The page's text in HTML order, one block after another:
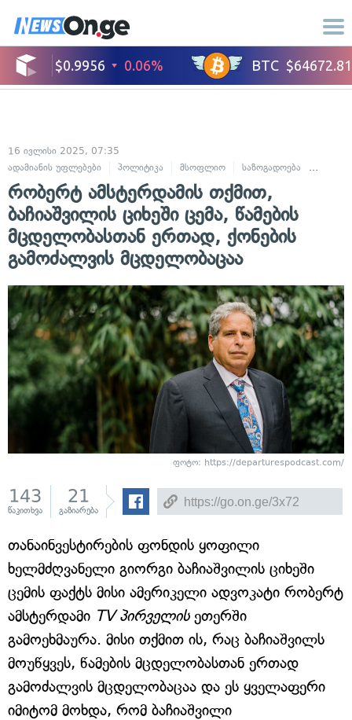
16 ივლისი 2025, 07:35
ადამიანის უფლებები
პოლიტიკა მსოფლიო საზოგადოება
რობერტ ამსტერდამის თქმით,
ბაჩიაშვილის ციხეში ცემა, წამების
მცდელობასთან ერთად, ქონების
გამოძალვის მცდელობაცაა
ფოტო: https://departurespodcast.com/
143
წაკითხვა
21
გაზიარება
თანაინვესტირების ფონდის ყოფილი
ხელმძღვანელი გიორგი ბაჩიაშვილის ციხეში
ცემის ფაქტს მისი ამერიკელი ადვოკატი რობერტ
ამსტერდამი TV პირველისეთერში
გამოეხმაურა. მისი თქმით ის, რაც ბაჩიაშვილს
მოუწყვეს, წამების მცდელობასთან ერთად
გამოძალვის მცდელობაცაა და ეს ყველაფერი
იმიტომ მოხდა, რომ ბაჩიაშვილი